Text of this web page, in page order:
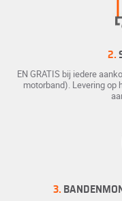
2.
EN GRATIS bij iedere
motorband). Levering op
3.